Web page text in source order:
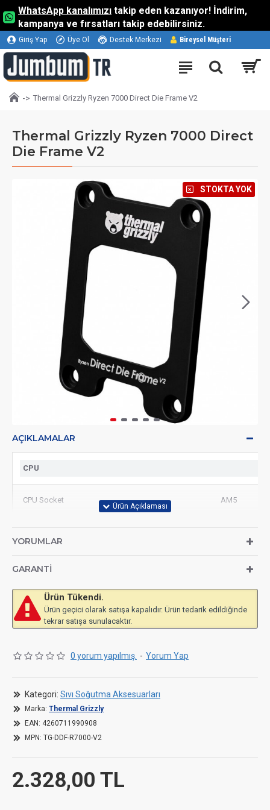
WhatsApp kanalımızı takip eden kazanıyor! İndirim,
kampanya ve fırsatları takip edebilirsiniz.
Giriş Yap Üye Ol Destek Merkezi Bireysel Müşteri
Thermal Grizzly Ryzen 7000 Direct Die Frame V2
Thermal Grizzly Ryzen 7000 Direct
Die Frame V2
⠀STOKTA YOK
Ürün Tükendi.
Ürün geçici olarak satışa kapalıdır. Ürün tedarik edildiğinde
tekrar satışa sunulacaktır.
AÇIKLAMALAR
CPU
CPU Socket AM5
Materials Aluminium
YORUMLAR
GARANTI
0 yorum yapılmış. - Yorum Yap
2.328,00 TL
Kategori: Sıvı Soğutma Aksesuarları
Marka: Thermal Grizzly
EAN: 4260711990908
MPN: TG-DDF-R7000-V2